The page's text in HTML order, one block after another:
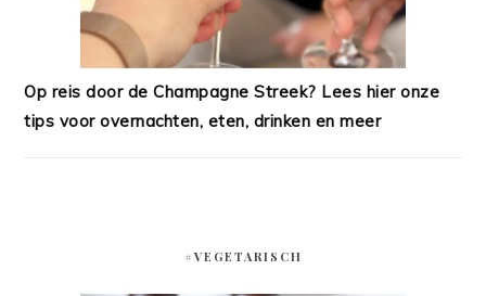
Op reis door de Champagne Streek? Lees hier onze
tips voor overnachten, eten, drinken en meer
#VEGETARISCH